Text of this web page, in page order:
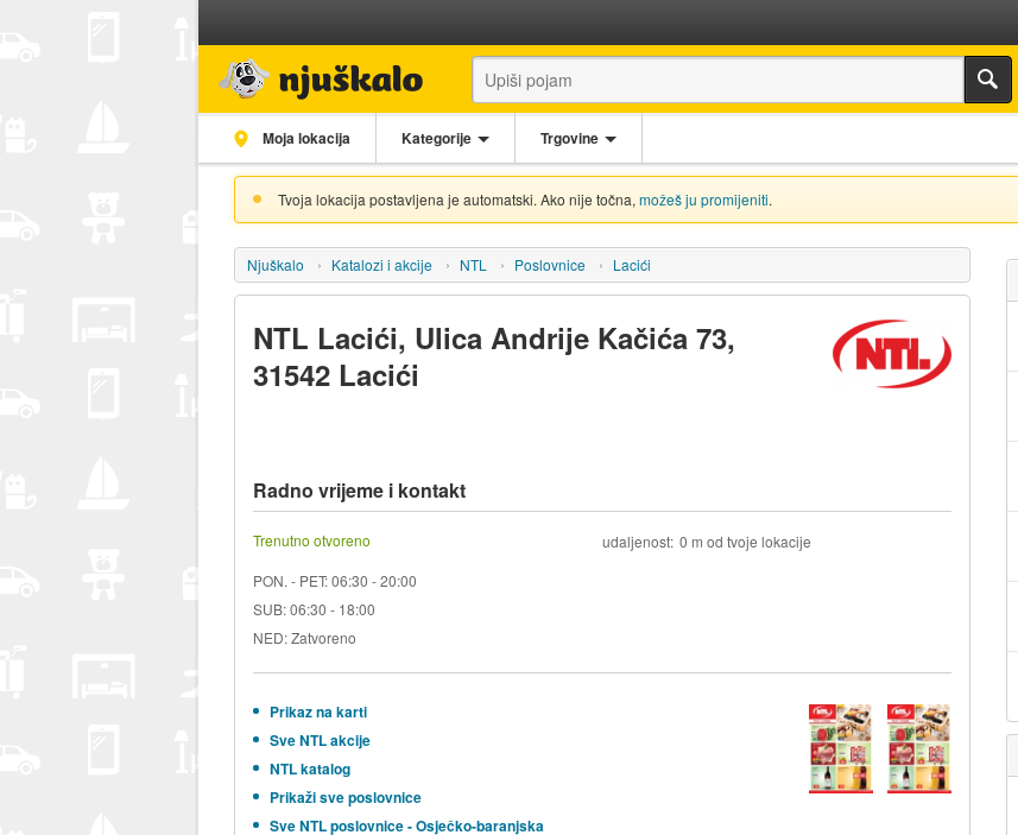
Moja lokacija Kategorije Trgovine
Tvoja lokacija postavljena je automatski. Ako nije točna, možeš ju promijeniti.
Njuškalo Katalozi i akcije NTL Poslovnice Lacići
NTL Lacići, Ulica Andrije Kačića 73,
31542 Lacići
Radno vrijeme i kontakt
Trenutno otvoreno
PON. - PET: 06:30 - 20:00
SUB: 06:30 - 18:00
NED: Zatvoreno
udaljenost 0 m od tvoje lokacije
Prikaz na karti
Sve NTL akcije
NTL katalog
Prikaži sve poslovnice
Sve NTL poslovnice - Osječko-baranjska